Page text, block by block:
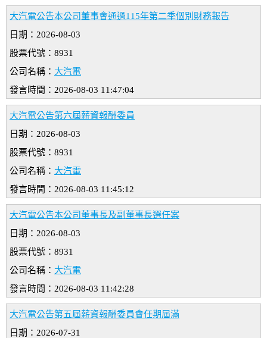
大汽電公告本公司董事會通過115年第二季個別財務報告
日期：2026-08-03
股票代號：8931
公司名稱： 大汽電
發言時間：2026-08-03 11:47:04
大汽電公告第六屆薪資報酬委員
日期：2026-08-03
股票代號：8931
公司名稱： 大汽電
發言時間：2026-08-03 11:45:12
大汽電公告本公司董事長及副董事長選任案
日期：2026-08-03
股票代號：8931
公司名稱： 大汽電
發言時間：2026-08-03 11:42:28
大汽電公告第五屆薪資報酬委員會任期屆滿
日期：2026-07-31